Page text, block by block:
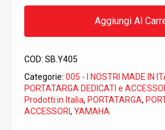
Aggiungi Al
COD: SB.Y405
Categorie: 005 - I NOSTRI MADE IN
PORTATARGA DEDICATI e
Prodotti in Italia, PORTATARGA,
ACCESSORI , YAMAHA